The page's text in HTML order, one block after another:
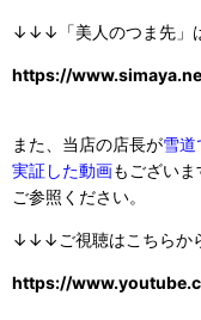
↓↓↓「美人のつま先」
https://
また、当店の店長が雪道
実証した動画もございま
ご参照ください。
↓↓↓ご視聴はこちら
https://